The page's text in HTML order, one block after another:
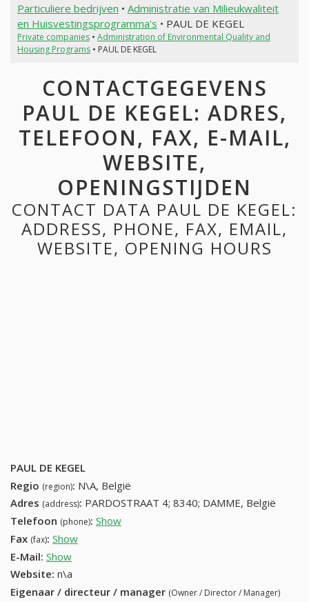
Particuliere bedrijven • Administratie van Milieukwaliteit
en Huisvestingsprogramma's • PAUL DE KEGEL
Private companies• Administration of Environmental Quality and
Housing Programs• PAUL DE KEGEL
CONTACTGEGEVENS
PAUL DE KEGEL: ADRES,
TELEFOON, FAX, E-MAIL,
WEBSITE,
OPENINGSTIJDEN
CONTACT DATA PAUL DE KEGEL:
ADDRESS, PHONE, FAX, EMAIL,
WEBSITE, OPENING HOURS
PAUL DE KEGEL
Regio (region): N\A, België
Adres (address): PARDOSTRAAT 4; 8340; DAMME, België
Telefoon (phone): Show
Fax (fax): Show
E-Mail: Show
Website: n\a
Eigenaar / directeur / manager (Owner / Director / Manager)